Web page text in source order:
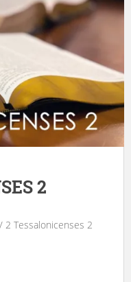
2
/ 2 Tessalonicenses 2